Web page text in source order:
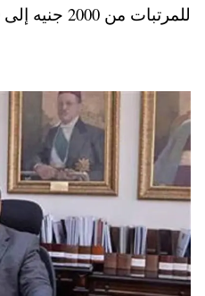
للمرتبات من 2000 جنيه إلى 2400 جنيه.